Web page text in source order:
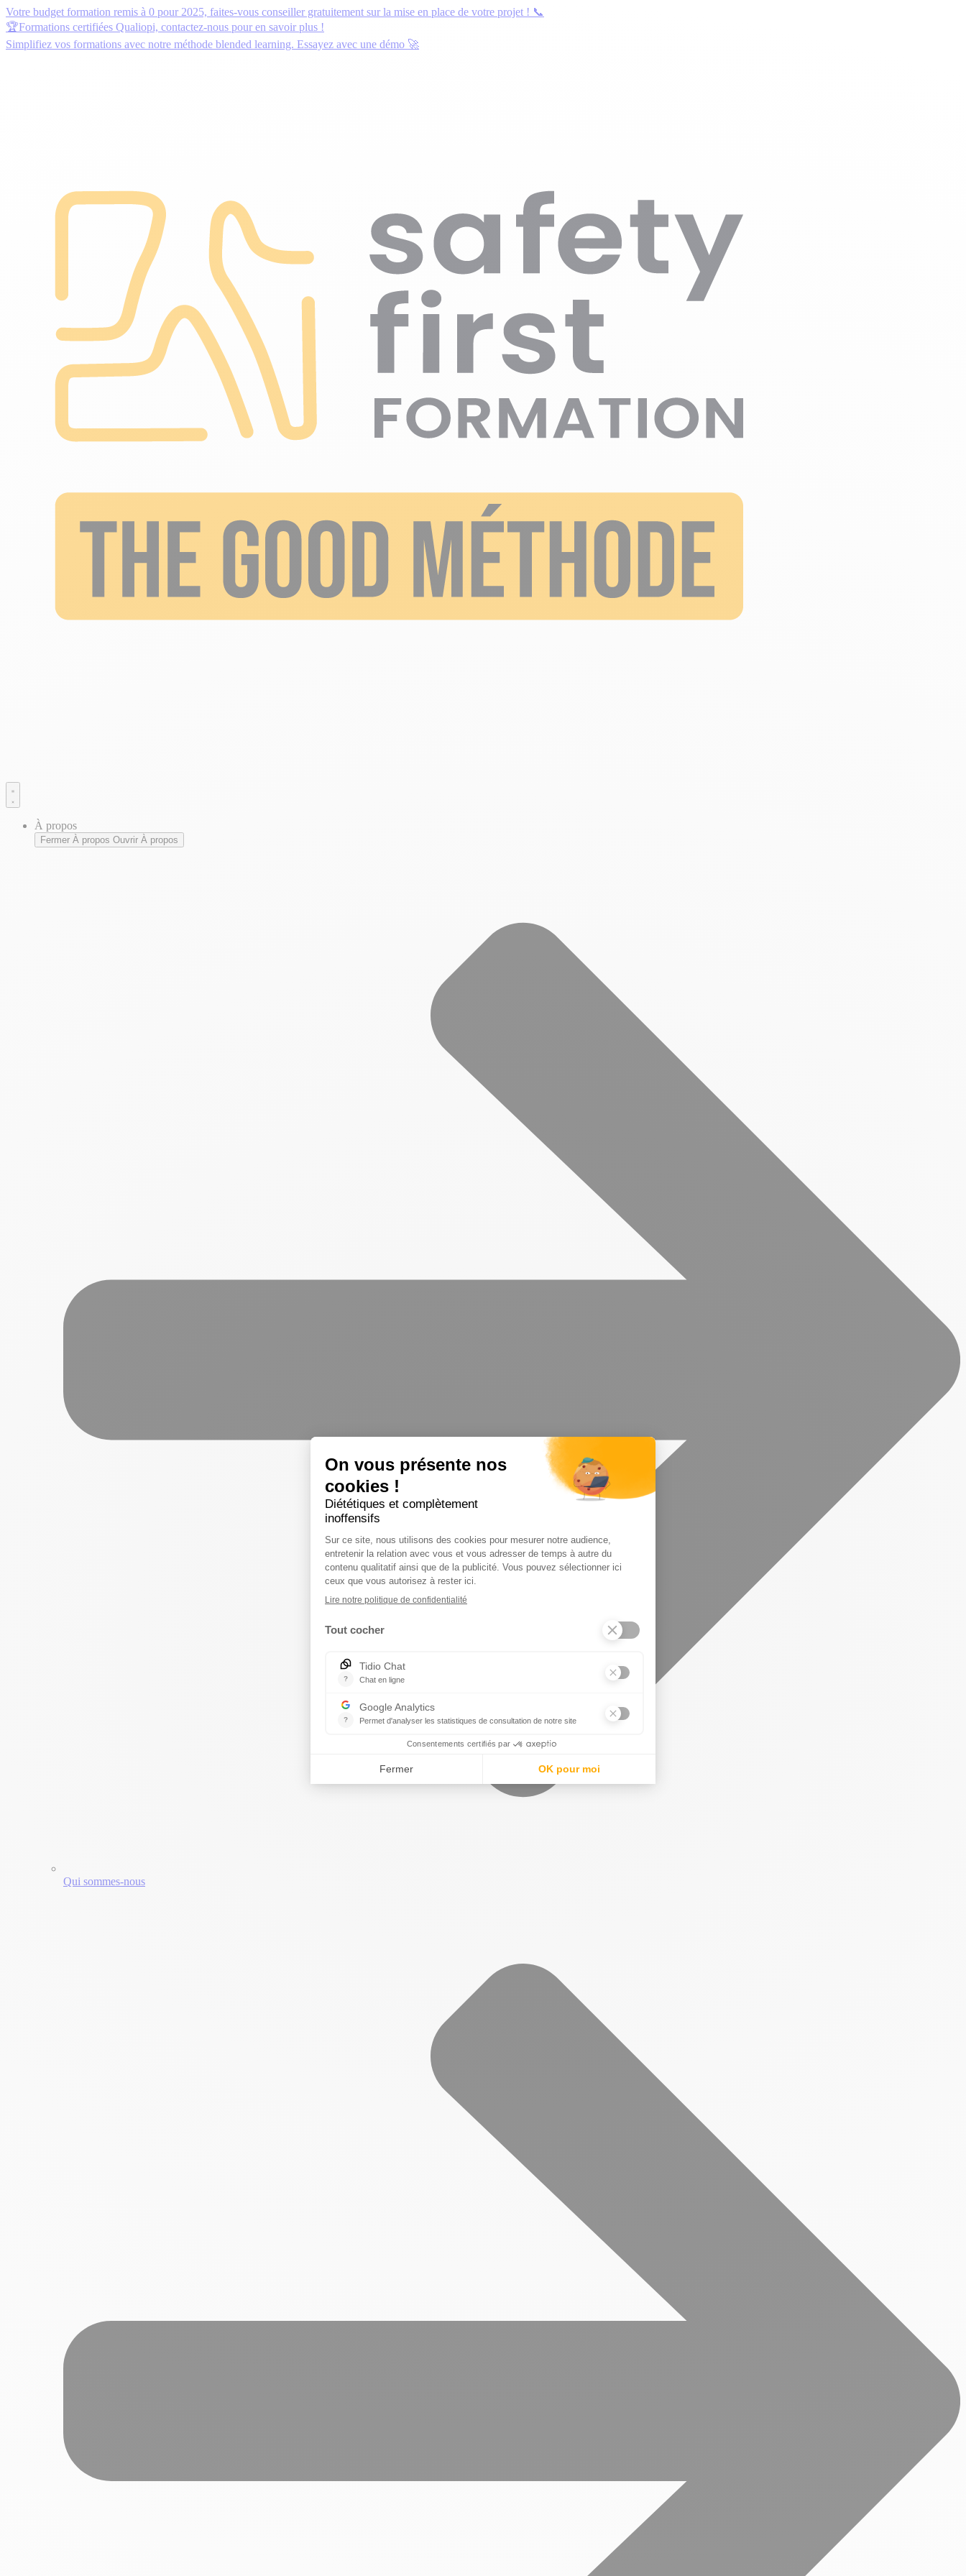
Votre budget formation remis à 0 pour 2025, faites-vous conseiller gratuitement sur la mise en place de votre projet ! 📞
🏆Formations certifiées Qualiopi, contactez-nous pour en savoir plus !
Simplifiez vos formations avec notre méthode blended learning. Essayez avec une démo 🚀
À propos
Fermer À propos Ouvrir À propos
Qui sommes-nous